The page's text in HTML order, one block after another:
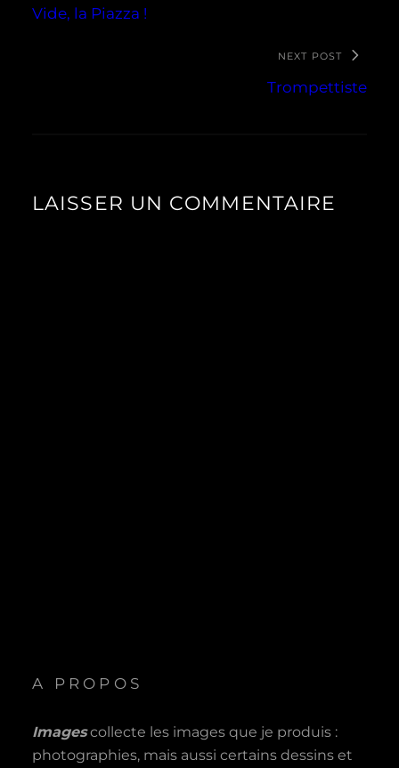
Vide, la Piazza !
NEXT POST
Trompettiste
LAISSER UN COMMENTAIRE
A PROPOS
Imagescollecte les images que je produis :
photographies, mais aussi certains dessins et